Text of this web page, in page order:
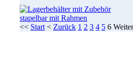
<< Start < Zurück 1 2 3 4 5 6 Weiter